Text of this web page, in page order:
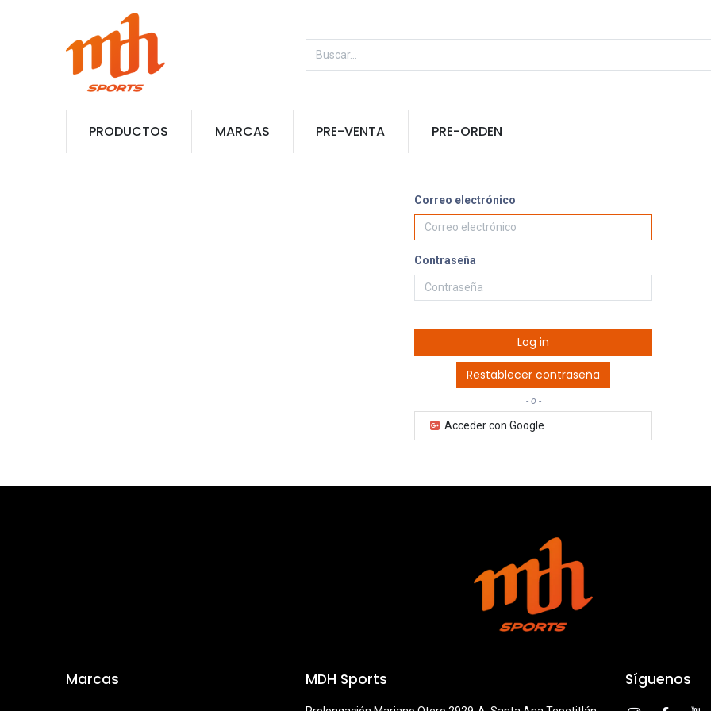
PRODUCTOS MARCAS PRE-VENTA PRE-ORDEN
Correo electrónico
Contraseña
Log in
Restablecer contraseña
- o -
Acceder con Google
Marcas MDH Sports Síguenos